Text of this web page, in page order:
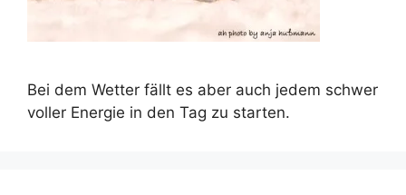
Bei dem Wetter fällt es aber auch jedem schwer
voller Energie in den Tag zu starten.